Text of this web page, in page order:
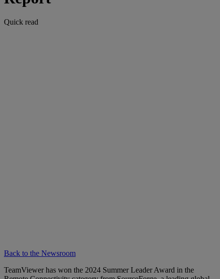
Quick read
Back to the Newsroom
TeamViewer has won the 2024 Summer Leader Award in the